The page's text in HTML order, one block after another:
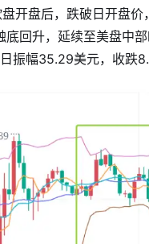
开盘后，跌破日开盘
底回升，延续至美盘中
振幅35.29美元，收跌